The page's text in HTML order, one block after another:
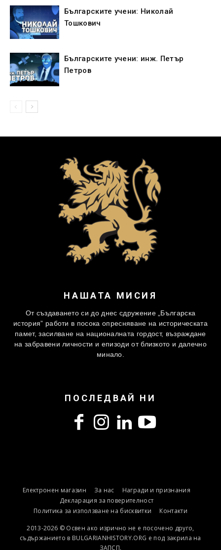
Българските учени: Николай
Тошкович
Българските учени: инж. Петър
Петров
НАШАТА МИСИЯ
От създаването си до днес сдружение „Българска
история” работи в посока опресняване на историческата
памет, засилване на националната гордост, възраждане
на забравени личности и епизоди от близкото и далечно
минало.
ПОСЛЕДВАЙ НИ
Електронен магазин За нас
Награди и признания
Декларация за поверителност
Политика за използване на бисквитки
Контакти
2013-2026 © Освен ако изрично не е посочено друго,
съдържанието в BULGARIANHISTORY.ORG е под закрила на
ЗАПСП.